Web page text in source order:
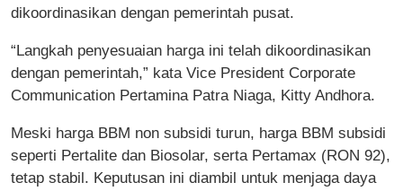
dikoordinasikan dengan pemerintah pusat.
“Langkah penyesuaian harga ini telah dikoordinasikan
dengan pemerintah,” kata Vice President Corporate
Communication Pertamina Patra Niaga, Kitty Andhora.
Meski harga BBM non subsidi turun, harga BBM subsidi
seperti Pertalite dan Biosolar, serta Pertamax (RON 92),
tetap stabil. Keputusan ini diambil untuk menjaga daya